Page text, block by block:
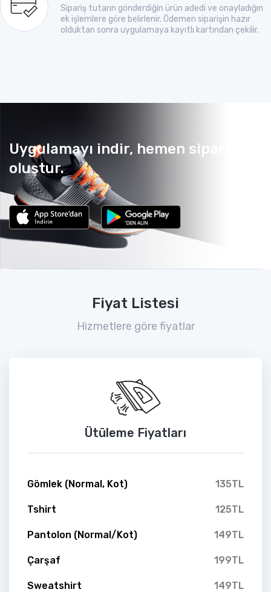
Sipariş tutarın gönderdiğin ürün adedi ve onayladığın
ek işlemlere göre belirlenir. Ödemen siparişin hazır
olduktan sonra uygulamaya kayıtlı kartından çekilir.
Uygulamayı indir, hemen sipariş
oluştur.
Fiyat Listesi
Hizmetlere göre fiyatlar
Ütüleme Fiyatları
Gömlek (Normal, Kot) 135TL
Tshirt 125TL
Pantolon (Normal/Kot) 149TL
Çarşaf 199TL
Sweatshirt 149TL